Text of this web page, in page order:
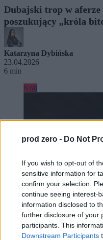
prod zero - Do Not
If you wish to opt-out of
sensitive information for
confirm your selection.
continue seeing interest-
information disclosed to
further disclosure of your
participants. This
Downstream Participants
Dubajski trop w
poszukujący „króla
Katarzyna Dybińska
23.04.2026
6 min
Kraj